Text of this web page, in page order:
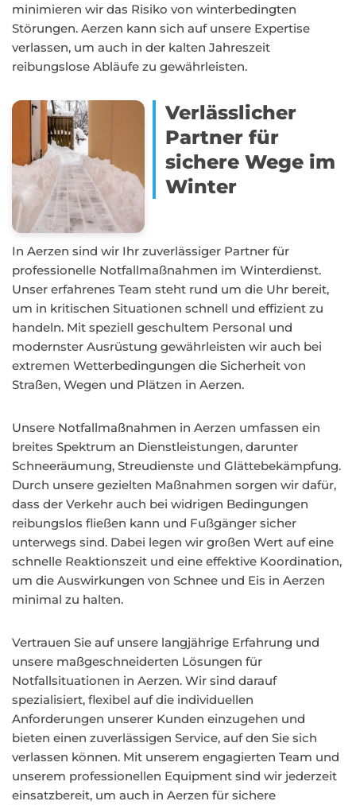
minimieren wir das Risiko von winterbedingten
Störungen. Aerzen kann sich auf unsere Expertise
verlassen, um auch in der kalten Jahreszeit
reibungslose Abläufe zu gewährleisten.
Verlässlicher
Partner für
sichere Wege im
Winter
In Aerzen sind wir Ihr zuverlässiger Partner für
professionelle Notfallmaßnahmen im Winterdienst.
Unser erfahrenes Team steht rund um die Uhr bereit,
um in kritischen Situationen schnell und effizient zu
handeln. Mit speziell geschultem Personal und
modernster Ausrüstung gewährleisten wir auch bei
extremen Wetterbedingungen die Sicherheit von
Straßen, Wegen und Plätzen in Aerzen.
Unsere Notfallmaßnahmen in Aerzen umfassen ein
breites Spektrum an Dienstleistungen, darunter
Schneeräumung, Streudienste und Glättebekämpfung.
Durch unsere gezielten Maßnahmen sorgen wir dafür,
dass der Verkehr auch bei widrigen Bedingungen
reibungslos fließen kann und Fußgänger sicher
unterwegs sind. Dabei legen wir großen Wert auf eine
schnelle Reaktionszeit und eine effektive Koordination,
um die Auswirkungen von Schnee und Eis in Aerzen
minimal zu halten.
Vertrauen Sie auf unsere langjährige Erfahrung und
unsere maßgeschneiderten Lösungen für
Notfallsituationen in Aerzen. Wir sind darauf
spezialisiert, flexibel auf die individuellen
Anforderungen unserer Kunden einzugehen und
bieten einen zuverlässigen Service, auf den Sie sich
verlassen können. Mit unserem engagierten Team und
unserem professionellen Equipment sind wir jederzeit
einsatzbereit, um auch in Aerzen für sichere